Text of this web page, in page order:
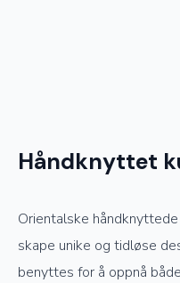
Håndknyttet
Orientalske
skape unike og tidløse
benyttes for å oppnå